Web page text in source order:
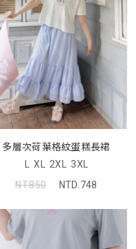
多層次荷葉格紋蛋糕長裙
L XL 2XL 3XL
NT.850
NTD.748